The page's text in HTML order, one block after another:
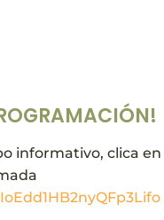
informativo, clica